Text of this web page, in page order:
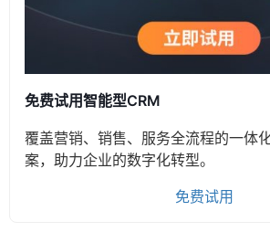
免费试用智能型CRM
覆盖营销、销售、服务全流程的一体
案，助力企业的数字化转型。
免费试用